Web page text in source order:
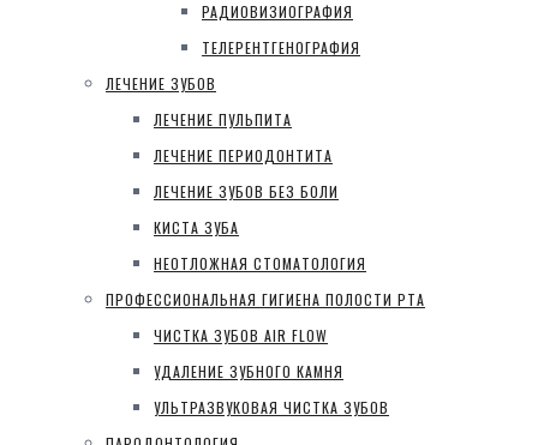
РАДИОВИЗИОГРАФИЯ
ТЕЛЕРЕНТГЕНОГРАФИЯ
ЛЕЧЕНИЕ ЗУБОВ
ЛЕЧЕНИЕ ПУЛЬПИТА
ЛЕЧЕНИЕ ПЕРИОДОНТИТА
ЛЕЧЕНИЕ ЗУБОВ БЕЗ БОЛИ
КИСТА ЗУБА
НЕОТЛОЖНАЯ СТОМАТОЛОГИЯ
ПРОФЕССИОНАЛЬНАЯ ГИГИЕНА ПОЛОСТИ РТА
ЧИСТКА ЗУБОВ AIR FLOW
УДАЛЕНИЕ ЗУБНОГО КАМНЯ
УЛЬТРАЗВУКОВАЯ ЧИСТКА ЗУБОВ